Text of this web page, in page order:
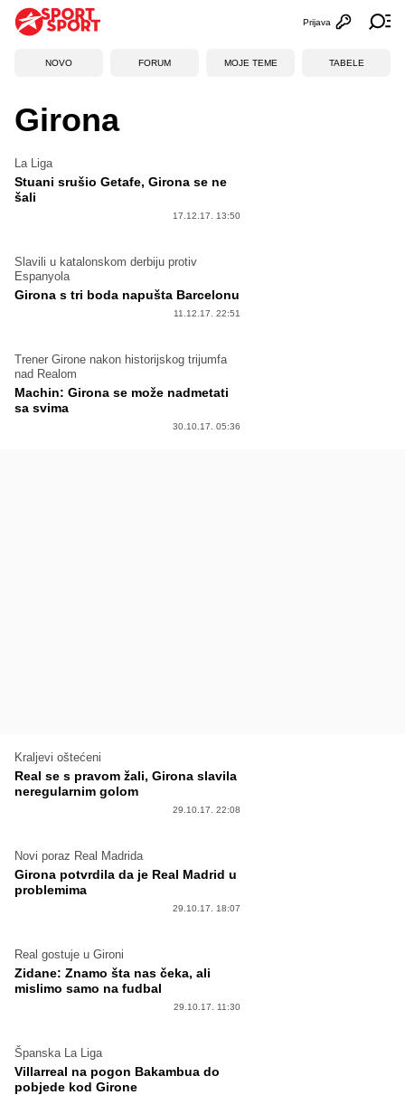
Otvori
Prijava
NOVO FORUM MOJE TEME TABELE
Girona
La Liga
Stuani srušio Getafe, Girona se ne
šali
17.12.17. 13:50
Slavili u katalonskom derbiju protiv
Espanyola
Girona s tri boda napušta Barcelonu
11.12.17. 22:51
Trener Girone nakon historijskog trijumfa
nad Realom
Machin: Girona se može nadmetati
sa svima
30.10.17. 05:36
Kraljevi oštećeni
Real se s pravom žali, Girona slavila
neregularnim golom
29.10.17. 22:08
Novi poraz Real Madrida
Girona potvrdila da je Real Madrid u
problemima
29.10.17. 18:07
Real gostuje u Gironi
Zidane: Znamo šta nas čeka, ali
mislimo samo na fudbal
29.10.17. 11:30
Španska La Liga
Villarreal na pogon Bakambua do
pobjede kod Girone